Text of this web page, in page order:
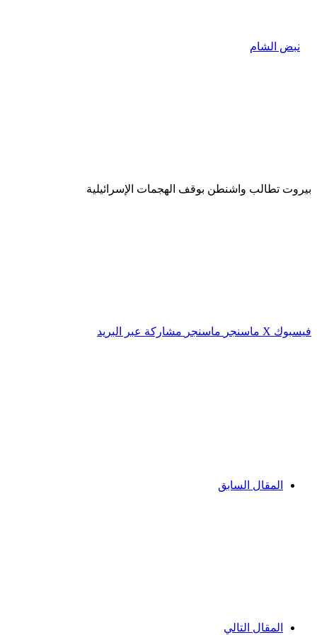
بيروت تطالب واشنطن بوقف الهجمات الإسرائيلية
فيسبوك ‫X ماسنجر ماسنجر مشاركة عبر البريد
المقال السابق
المقال التالي